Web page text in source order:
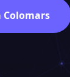
Colomars